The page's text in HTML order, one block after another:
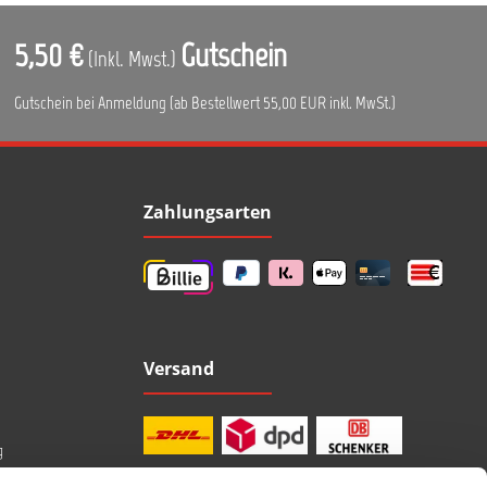
5,50 € (Inkl. Mwst.) Gutschein
Gutschein bei Anmeldung (ab Bestellwert 55,00 EUR inkl. MwSt.)
Zahlungsarten
Versand